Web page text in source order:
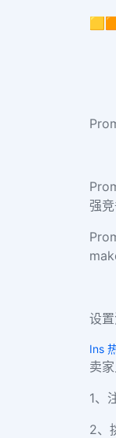
强竞
设置
Ins
卖
1、
2、